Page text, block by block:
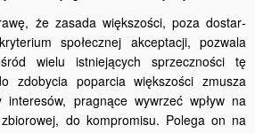
że zasada większości, poza dostar­
społecznej akceptacji, pozwala
wielu istniejących sprzeczności tę
zdobycia poparcia większości zmusza
interesów, pragnące wywrzeć wpływ na
do kompromisu. Polega on na